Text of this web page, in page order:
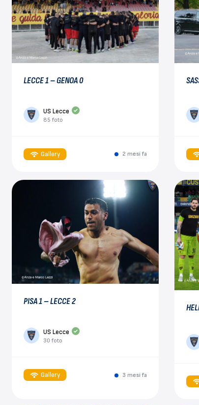
LECCE 1 – GENOA 0
US Lecce
85 foto
Gallery 2 mesi fa
PISA 1 – LECCE 2
US Lecce
30 foto
Gallery 3 mesi fa